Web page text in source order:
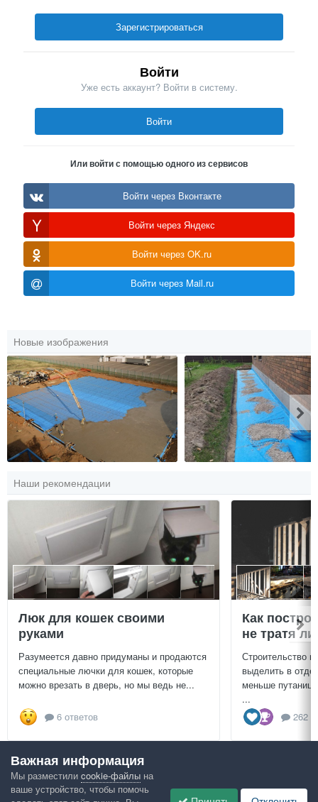
Зарегистрироваться
Войти
Уже есть аккаунт? Войти в систему.
Войти
Или войти с помощью одного из сервисов
Войти через Вконтакте
Войти через Яндекс
Войти через OK.ru
Войти через Mail.ru
Новые изображения
Наши рекомендации
Люк для кошек своими
руками
Разумеется давно придуманы и продаются
специальные лючки для кошек, которые
можно врезать в дверь, но мы ведь не...
6 ответов
Как
не тратя
Строительство
выделить в
меньше
...
262
Посмотреть всё
Важная информация
Мы разместили cookie-файлы на
ваше устройство, чтобы помочь